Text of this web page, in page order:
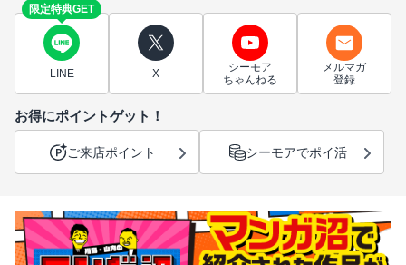
限定特典GET
LINE X
シーモア
ちゃんねる
メルマガ
登録
お得にポイントゲット！
ご来店ポイント シーモアでポイ活